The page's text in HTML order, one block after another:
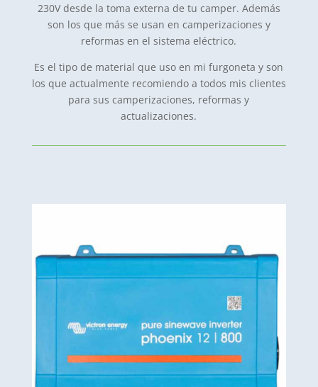
230V desde la toma externa de tu camper. Además
son los que más se usan en camperizaciones y
reformas en el sistema eléctrico.
Es el tipo de material que uso en mi furgoneta y son
los que actualmente recomiendo a todos mis clientes
para sus camperizaciones, reformas y
actualizaciones.